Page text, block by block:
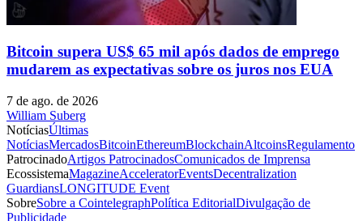
Bitcoin supera US$ 65 mil após dados de emprego
mudarem as expectativas sobre os juros nos EUA
7 de ago. de 2026
William Suberg
NotíciasÚltimas
NotíciasMercadosBitcoinEthereumBlockchainAltcoinsRegulamento
PatrocinadoArtigos PatrocinadosComunicados de Imprensa
EcossistemaMagazineAcceleratorEventsDecentralization
GuardiansLONGITUDE Event
SobreSobre a CointelegraphPolítica EditorialDivulgação de
Publicidade